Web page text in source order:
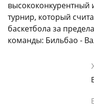
турнир, который
баскетбола за
команды: Бильбао -